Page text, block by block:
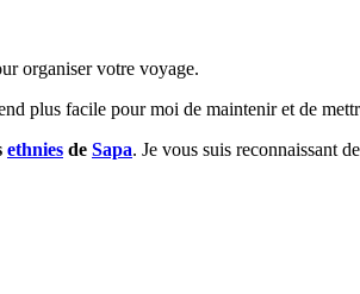
organiser votre voyage.
plus facile pour moi de maintenir et de
ethnies de Sapa. Je vous suis reconnaissant